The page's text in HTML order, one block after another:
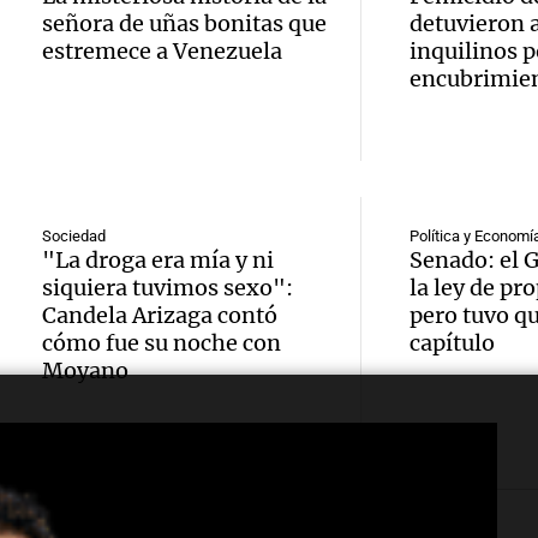
de un
Panorama
de un
Panorama
Episodios
“abre
Edición 2026
fuego
auto:
la
Audio.
doble
señora de uñas bonitas que
estremece a Venezuela
detuvieron
inquilinos
Sociedad
"La droga era mía y ni
siquiera tuvimos sexo":
Candela Arizaga contó
cómo fue su noche con
Moyano
Política y
Senado: el
la ley de
pero tuvo
capítulo